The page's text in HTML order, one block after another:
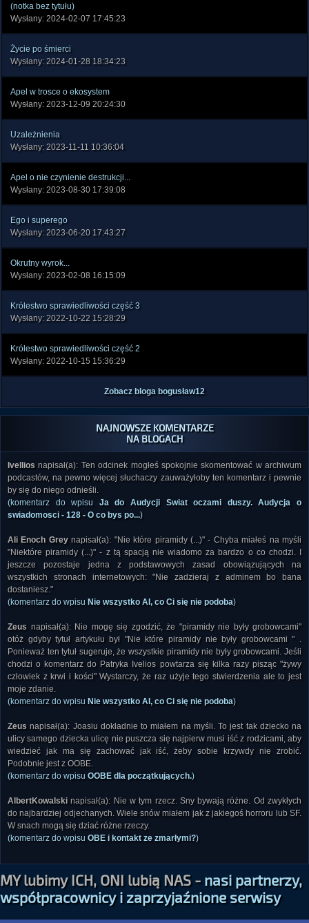
(notka bez tytułu)
Wysłany: 2024-02-07 17:45:23
Życie po śmierci
Wysłany: 2024-01-28 18:34:23
Apel w trosce o ekosystem
Wysłany: 2023-12-09 20:24:30
Uzależnienia
Wysłany: 2023-11-11 10:36:04
Apel o nie czynienie destrukcji...
Wysłany: 2023-08-30 17:39:08
Ego i superego
Wysłany: 2023-06-20 17:43:27
Okrutny wyrok...
Wysłany: 2023-02-08 16:15:09
Królestwo sprawiedliwości część 3
Wysłany: 2022-10-22 15:28:29
Królestwo sprawiedliwości część 2
Wysłany: 2022-10-15 15:36:29
Zobacz bloga bogusław12
NAJNOWSZE KOMENTARZE
NA BLOGACH
Ivellios napisał(a): Ten odcinek mogłeś spokojnie skomentować w archiwum
podcastów, na pewno więcej słuchaczy zauważyłoby ten komentarz i pewnie
by się do niego odnieśli.
(komentarz do wpisu Ja do Audycji Swiat oczami duszy. Audycja o
swiadomosci - 128 - O co bys po...)
Ali Enoch Greynapisał(a): "Nie które piramidy (...)" - Chyba miałeś na myśli
"Niektóre piramidy (...)" - z tą spacją nie wiadomo za bardzo o co chodzi. I
jeszcze pozostaje jedna z podstawowych zasad obowiązujących na
wszystkich stronach internetowych: "Nie zadzieraj z adminem bo bana
dostaniesz."
(komentarz do wpisu Nie wszystko AI, co Ci się nie podoba)
Zeus napisał(a): Nie mogę się zgodzić, że "piramidy nie były grobowcami"
otóż gdyby tytuł artykułu był "Nie które piramidy nie były grobowcami " .
Ponieważ ten tytuł sugeruje, że wszystkie piramidy nie były grobowcami. Jeśli
chodzi o komentarz do Patryka Ivelios powtarza się kilka razy pisząc "żywy
człowiek z krwi i kości" Wystarczy, że raz użyje tego stwierdzenia ale to jest
moje zdanie.
(komentarz do wpisu Nie wszystko AI, co Ci się nie podoba)
Zeus napisał(a): Joasiu dokładnie to miałem na myśli. To jest tak dziecko na
ulicy samego dziecka ulicę nie puszcza się najpierw musi iść z rodzicami, aby
wiedzieć jak ma się zachować jak iść, żeby sobie krzywdy nie zrobić.
Podobnie jest z OOBE.
(komentarz do wpisu OOBE dla początkujących.)
AlbertKowalski napisał(a): Nie w tym rzecz. Sny bywają różne. Od zwykłych
do najbardziej odjechanych. Wiele snów miałem jak z jakiegoś horroru lub SF.
W snach mogą się dziać różne rzeczy.
(komentarz do wpisu OBE i kontakt ze zmarłymi?)
MY lubimy ICH, ONI lubią NAS -nasi partnerzy,
współpracownicy i zaprzyjaźnione serwisy